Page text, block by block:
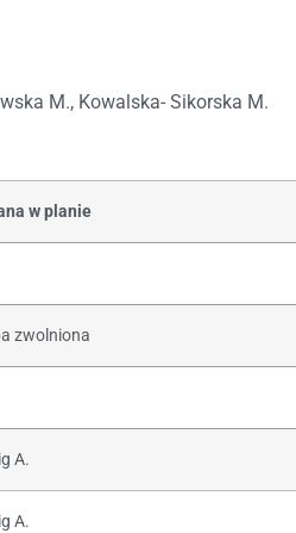
M., Kowalska- Sikorska M.
w planie
zwolniona
A.
A.